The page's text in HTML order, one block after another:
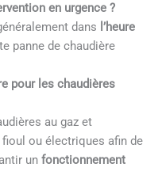
en urgence ?
dans l’heure
panne de chaudière
pour les chaudières
au gaz et
ou électriques afin de
unfonctionnement